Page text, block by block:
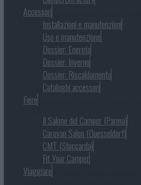
Accessori
Installazioni e manutenzioni
Uso e manutenzione
Dossier: Energia
Dossier: Inverno
Dossier: Riscaldamento
Cataloghi accessori
Fiere
Il Salone del Camper (Parma)
Caravan Salon (Duesseldorf)
CMT (Stoccarda)
Fit Your Camper
Viaggiare